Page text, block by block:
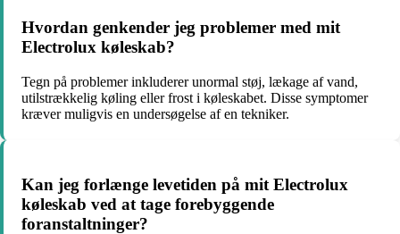
Hvordan genkender jeg problemer med mit
Electrolux køleskab?
Tegn på problemer inkluderer unormal støj, lækage af vand,
utilstrækkelig køling eller frost i køleskabet. Disse symptomer
kræver muligvis en undersøgelse af en tekniker.
Kan jeg forlænge levetiden på mit Electrolux
køleskab ved at tage forebyggende
foranstaltninger?